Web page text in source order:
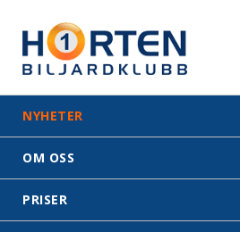
NYHETER
OM OSS
PRISER